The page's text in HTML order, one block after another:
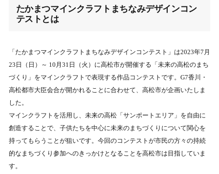
たかまつマインクラフトまちなみデザインコン
テストとは
「たかまつマインクラフトまちなみデザインコンテスト」は2023年7月
23日（日）～ 10月31日（火）に高松市が開催する「未来の高松のまち
づくり」をマインクラフトで表現する作品コンテストです。G7香川・
高松都市大臣会合が開かれることに合わせて、高松市が企画いたしま
した。
マインクラフトを活用し、未来の高松「サンポートエリア」を自由に
創造することで、子供たちを中心に未来のまちづくりについて関心を
持ってもらうことが狙いです。今回のコンテストが市民の方々の持続
的なまちづくり参加へのきっかけとなることを高松市は目指していま
す。